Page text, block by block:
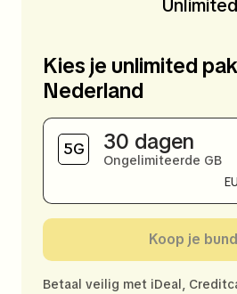
Unlimited
Kies je unlimited
Nederland
30 dagen
Ongelimiteerde GB
Koop je
Betaal veilig met iDeal,